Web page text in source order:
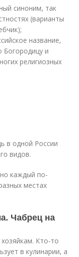
синоним, так
(варианты
название,
Богородицу и
религиозных
в одной России
видов.
каждый по-
местах
Чабрец на
Кто-то
в кулинарии, а